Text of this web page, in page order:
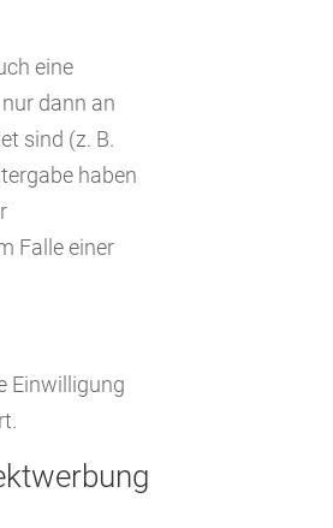
eine
dann an
sind (z. B.
haben
Falle einer
Einwilligung